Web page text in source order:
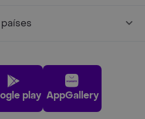
play AppGallery